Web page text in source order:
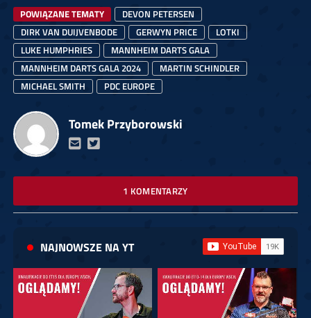
POWIĄZANE TEMATY
DEVON PETERSEN
DIRK VAN DUIJVENBODE
GERWYN PRICE
LOTKI
LUKE HUMPHRIES
MANNHEIM DARTS GALA
MANNHEIM DARTS GALA 2024
MARTIN SCHINDLER
MICHAEL SMITH
PDC EUROPE
Tomek Przyborowski
1 KOMENTARZY
NAJNOWSZE NA YT